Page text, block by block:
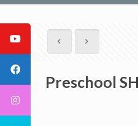
Preschool